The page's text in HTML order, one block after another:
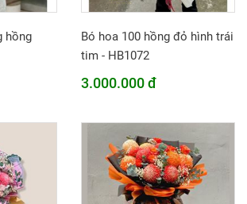
hồng
Bó hoa 100 hồng đỏ hình trái
tim - HB1072
3.000.000 đ